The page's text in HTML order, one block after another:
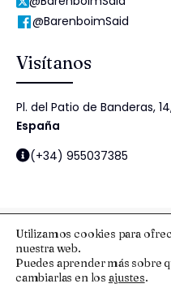
@BarenboimSaid
Visítanos
Pl. del Patio de Banderas,
España
(+34) 955037385
© 2025
Aviso Legal y Protección de
Utilizamos cookies para
nuestra web.
Puedes aprender más sobre
cambiarlas en los ajustes.